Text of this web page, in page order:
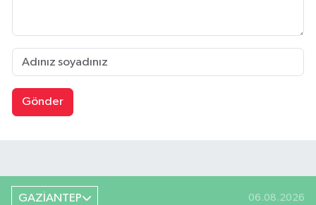
Gönder
GAZİANTEP 06.08.2026